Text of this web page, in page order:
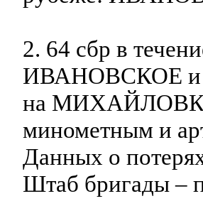
2. 64 сбр в
ИВАНОВСКОЕ и к
на МИХАЙЛОВКА.
минометным и
Данных о
Штаб бригады –